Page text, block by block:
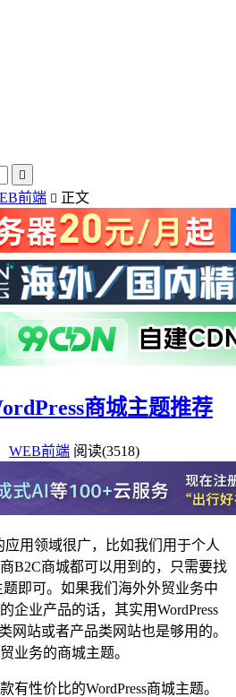

前端  正文
商城主题推荐
WEB前端 阅读(3518)
应用领域很广，比如我们用于个人
B2C商城都可以用到的，只需要找
题即可。如果我们海外外贸业务中
企业产品的话，其实用WordPress
网站或者产品类网站也是够用的。
业务的商城主题。
有性价比的WordPress商城主题。